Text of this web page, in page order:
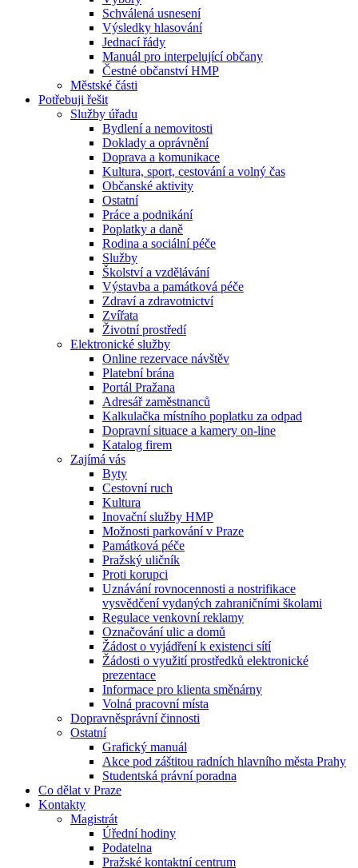
Schválená usnesení
Výsledky hlasování
Jednací řády
Manuál pro interpelující občany
Čestné občanství HMP
Městské části
Potřebuji řešit
Služby úřadu
Bydlení a nemovitosti
Doklady a oprávnění
Doprava a komunikace
Kultura, sport, cestování a volný čas
Občanské aktivity
Ostatní
Práce a podnikání
Poplatky a daně
Rodina a sociální péče
Služby
Školství a vzdělávání
Výstavba a památková péče
Zdraví a zdravotnictví
Zvířata
Životní prostředí
Elektronické služby
Online rezervace návštěv
Platební brána
Portál Pražana
Adresář zaměstnanců
Kalkulačka místního poplatku za odpad
Dopravní situace a kamery on-line
Katalog firem
Zajímá vás
Byty
Cestovní ruch
Kultura
Inovační služby HMP
Možnosti parkování v Praze
Památková péče
Pražský uličník
Proti korupci
Uznávání rovnocennosti a nostrifikace
vysvědčení vydaných zahraničními školami
Regulace venkovní reklamy
Označování ulic a domů
Žádost o vyjádření k existenci sítí
Žádosti o využití prostředků elektronické
prezentace
Informace pro klienta směnárny
Volná pracovní místa
Dopravněsprávní činnosti
Ostatní
Grafický manuál
Akce pod záštitou radních hlavního města Prahy
Studentská právní poradna
Co dělat v Praze
Kontakty
Magistrát
Úřední hodiny
Podatelna
Pražské kontaktní centrum